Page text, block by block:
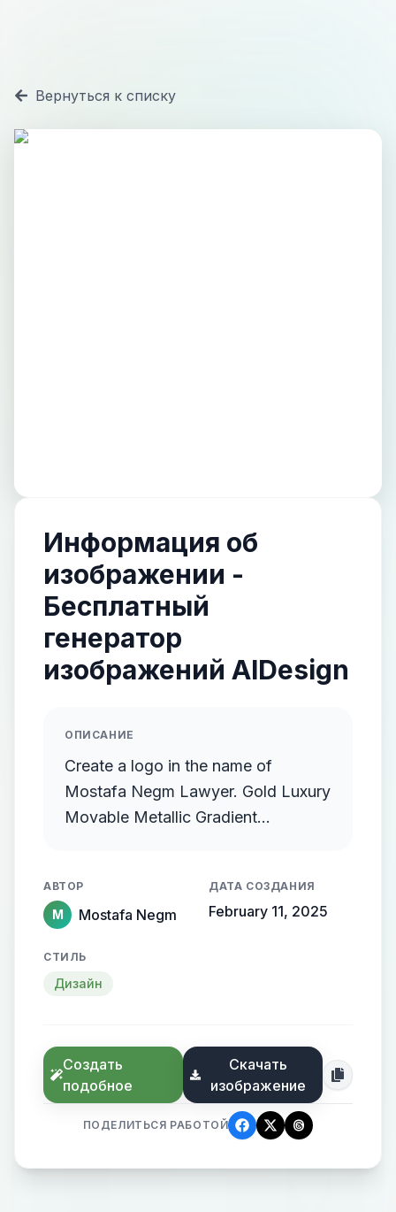
Вернуться к списку
Информация об
изображении -
Бесплатный
генератор
изображений AIDesign
ОПИСАНИЕ
Create a logo in the name of
Mostafa Negm Lawyer. Gold Luxury
Movable Metallic Gradient
АВТОР
M Mostafa Negm
ДАТА СОЗДАНИЯ
February 11, 2025
СТИЛЬ
Дизайн
Создать
подобное
Скачать
изображение
ПОДЕЛИТЬСЯ РАБОТОЙ